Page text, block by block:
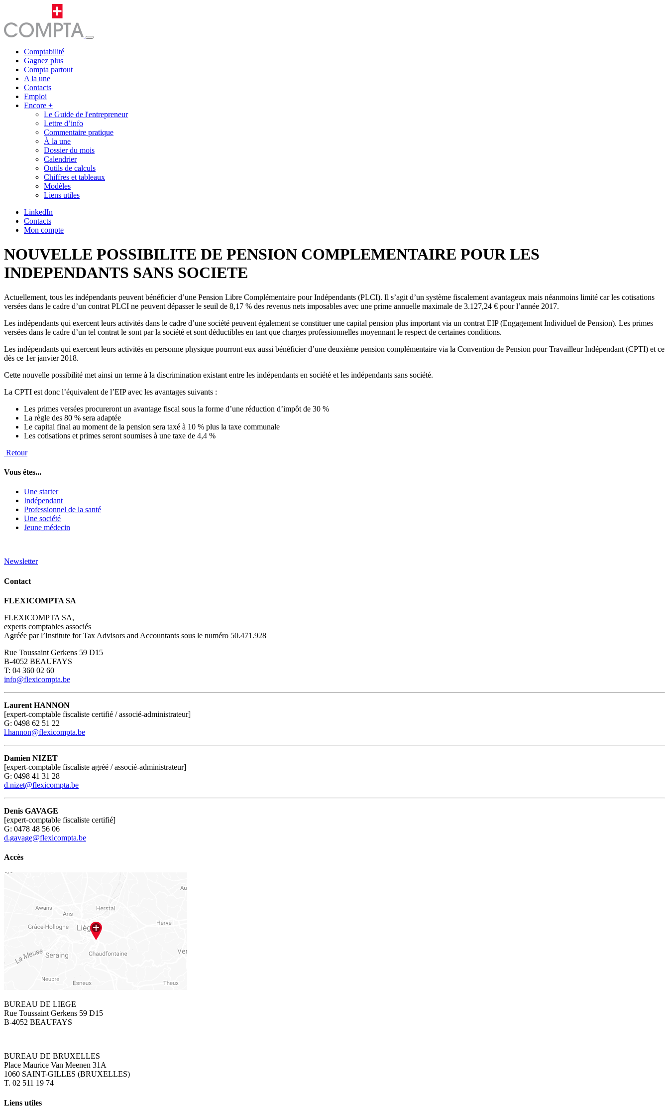
Comptabilité
Gagnez plus
Compta partout
A la une
Contacts
Emploi
Encore +
Le Guide de l'entrepreneur
Lettre d’info
Commentaire pratique
À la une
Dossier du mois
Calendrier
Outils de calculs
Chiffres et tableaux
Modèles
Liens utiles
LinkedIn
Contacts
Mon compte
NOUVELLE POSSIBILITE DE PENSION COMPLEMENTAIRE POUR LES
INDEPENDANTS SANS SOCIETE
Actuellement, tous les indépendants peuvent bénéficier d’une Pension Libre Complémentaire pour Indépendants (PLCI). Il s’agit d’un système fiscalement avantageux mais néanmoins limité car les cotisations
versées dans le cadre d’un contrat PLCI ne peuvent dépasser le seuil de 8,17 % des revenus nets imposables avec une prime annuelle maximale de 3.127,24 € pour l’année 2017.
Les indépendants qui exercent leurs activités dans le cadre d’une société peuvent également se constituer une capital pension plus important via un contrat EIP (Engagement Individuel de Pension). Les primes
versées dans le cadre d’un tel contrat le sont par la société et sont déductibles en tant que charges professionnelles moyennant le respect de certaines conditions.
Les indépendants qui exercent leurs activités en personne physique pourront eux aussi bénéficier d’une deuxième pension complémentaire via la Convention de Pension pour Travailleur Indépendant (CPTI) et ce
dès ce 1er janvier 2018.
Cette nouvelle possibilité met ainsi un terme à la discrimination existant entre les indépendants en société et les indépendants sans société.
La CPTI est donc l’équivalent de l’EIP avec les avantages suivants :
Les primes versées procureront un avantage fiscal sous la forme d’une réduction d’impôt de 30 %
La règle des 80 % sera adaptée
Le capital final au moment de la pension sera taxé à 10 % plus la taxe communale
Les cotisations et primes seront soumises à une taxe de 4,4 %
Retour
Vous êtes...
Une starter
Indépendant
Professionnel de la santé
Une société
Jeune médecin
Newsletter
Contact
FLEXICOMPTA SA
FLEXICOMPTA SA,
experts comptables associés
Agréée par l’Institute for Tax Advisors and Accountants sous le numéro 50.471.928
Rue Toussaint Gerkens 59 D15
B-4052 BEAUFAYS
T: 04 360 02 60
info@flexicompta.be
Laurent HANNON
[expert-comptable fiscaliste certifié / associé-administrateur]
G: 0498 62 51 22
l.hannon@flexicompta.be
Damien NIZET
[expert-comptable fiscaliste agréé / associé-administrateur]
G: 0498 41 31 28
d.nizet@flexicompta.be
Denis GAVAGE
[expert-comptable fiscaliste certifié]
G: 0478 48 56 06
d.gavage@flexicompta.be
Accès
BUREAU DE LIEGE
Rue Toussaint Gerkens 59 D15
B-4052 BEAUFAYS
BUREAU DE BRUXELLES
Place Maurice Van Meenen 31A
1060 SAINT-GILLES (BRUXELLES)
T. 02 511 19 74
Liens utiles